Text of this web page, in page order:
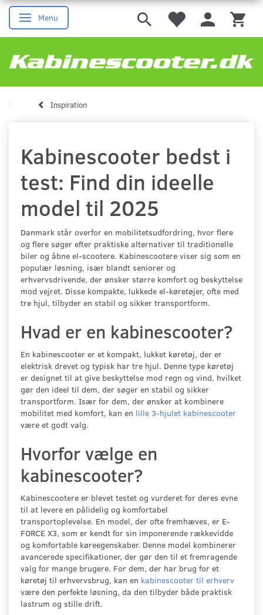
Skifte navigation
Menu
Inspiration
Kabinescooter bedst i
test: Find din ideelle
model til 2025
Danmark står overfor en mobilitetsudfordring, hvor flere
og flere søger efter praktiske alternativer til traditionelle
biler og åbne el-scootere. Kabinescootere viser sig som en
populær løsning, især blandt seniorer og
erhvervsdrivende, der ønsker større komfort og beskyttelse
mod vejret. Disse kompakte, lukkede el-køretøjer, ofte med
tre hjul, tilbyder en stabil og sikker transportform.
Hvad er en kabinescooter?
En kabinescooter er et kompakt, lukket køretøj, der er
elektrisk drevet og typisk har tre hjul. Denne type køretøj
er designet til at give beskyttelse mod regn og vind, hvilket
gør den ideel til dem, der søger en stabil og sikker
transportform. Især for dem, der ønsker at kombinere
mobilitet med komfort, kan en lille 3-hjulet kabinescooter
være et godt valg.
Hvorfor vælge en
kabinescooter?
Kabinescootere er blevet testet og vurderet for deres evne
til at levere en pålidelig og komfortabel
transportoplevelse. En model, der ofte fremhæves, er E-
FORCE X3, som er kendt for sin imponerende rækkevidde
og komfortable køreegenskaber. Denne model kombinerer
avancerede specifikationer, der gør den til et fremragende
valg for mange brugere. For dem, der har brug for et
køretøj til erhvervsbrug, kan en kabinescooter til erhverv
være den perfekte løsning, da den tilbyder både praktisk
lastrum og stille drift.